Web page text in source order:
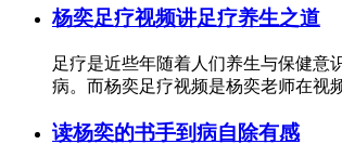
杨奕足疗视频讲足疗养生之道
足疗是近些年随着人们养生与保健意
病。而杨奕足疗视频是杨奕老师在视
读杨奕的书手到病自除有感